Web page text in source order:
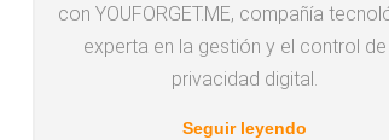
con YOUFORGET.ME, compañía
experta en la gestión y el control de
privacidad digital.
Seguir leyendo